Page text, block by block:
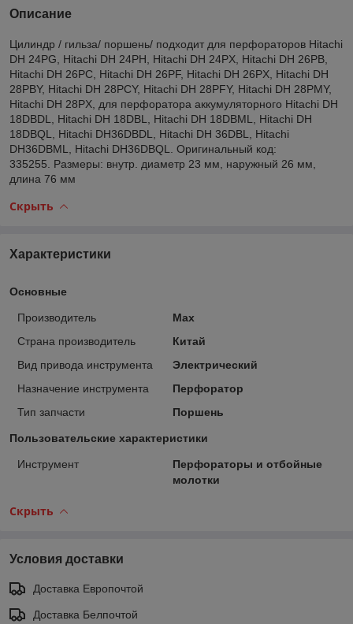
Описание
Цилиндр / гильза/ поршень/ подходит для перфораторов Hitachi
DH 24PG, Hitachi DH 24PH, Hitachi DH 24PX, Hitachi DH 26PB,
Hitachi DH 26PC, Hitachi DH 26PF, Hitachi DH 26PX, Hitachi DH
28PBY, Hitachi DH 28PCY, Hitachi DH 28PFY, Hitachi DH 28PMY,
Hitachi DH 28PX, для перфоратора аккумуляторного Hitachi DH
18DBDL, Hitachi DH 18DBL, Hitachi DH 18DBML, Hitachi DH
18DBQL, Hitachi DH36DBDL, Hitachi DH 36DBL, Hitachi
DH36DBML, Hitachi DH36DBQL. Оригинальный код:
335255. Размеры: внутр. диаметр 23 мм, наружный 26 мм,
длина 76 мм
Скрыть
Характеристики
Основные
Производитель
Max
Страна производитель
Китай
Вид привода инструмента
Электрический
Назначение инструмента
Перфоратор
Тип запчасти
Поршень
Пользовательские характеристики
Инструмент
Перфораторы и отбойные
молотки
Скрыть
Условия доставки
Доставка Европочтой
Доставка Белпочтой